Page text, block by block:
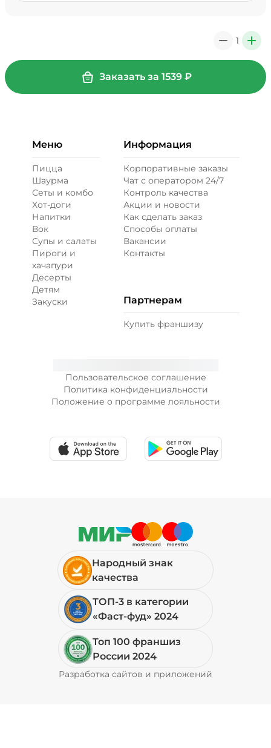
1 +
Заказать за 1539 ₽
Пользовательское соглашение
Политика конфиденциальности
Положение о программе лояльности
Меню
Пицца
Шаурма
Сеты и комбо
Хот-доги
Напитки
Вок
Супы и салаты
Пироги и
хачапури
Десерты
Детям
Закуски
Информация
Корпоративные заказы
Чат с оператором 24/7
Контроль качества
Акции и новости
Как сделать заказ
Способы оплаты
Вакансии
Контакты
Партнерам
Купить франшизу
Народный знак
качества
ТОП-3 в категории
«Фаст-фуд» 2024
Топ 100 франшиз
России 2024
Разработка сайтов и приложений
Pyrobyte